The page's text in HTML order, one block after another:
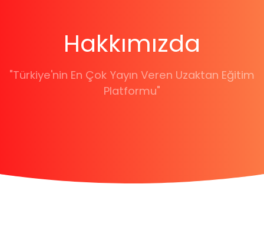
Hakkımızda
"Türkiye'nin En Çok Yayın Veren Uzaktan Eğitim
Platformu"